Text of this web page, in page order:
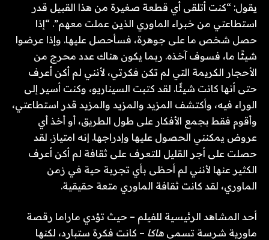
يقول: “كنت أتلقى أي قطعة صغيرة من هذا القبيل قدر
استطاعتي من خبراء الماوري الذين عملت معهم”. “إذا
حصل شخص ما على جوهرة، فسأحصل عليها. وإذا عرضوا
شيئًا ما، فسوف آخذه. ربما يكون هناك عدد محرج من
الأحجار الكريمة التي لم تكن فكرتي، لأنني لم أكن أعرف
حتى أنها كانت شيئًا. لقد كتبت السيناريو، وكنت أسير إلى
الوراء فيه، وأكتشف المزيد والمزيد والمزيد قدر استطاعتي،
وأقوم فقط بجمع الأفكار على طول الطريق، أو أخذ أي
عروض يمكنني الحصول عليها وإدراجها. إنه امتياز. لقد
حصلت على أجر القليل للتعرف على ثقافة لم أكن أعرف
الكثير عنها لأنني لم أحظى بأي تجربة حية في زمن
الماوري، لقد كانت ثقافة الماوري متعة حقيقية.
أحد المشاهد الرئيسية للفيلم – حيث تؤدي ماراما رقصة
ماورية شرسة تسمى هاكا – كانت فكرة ستبارد، لكنها